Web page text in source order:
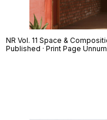
NR Vol. 11 Space &
Published · Print Page